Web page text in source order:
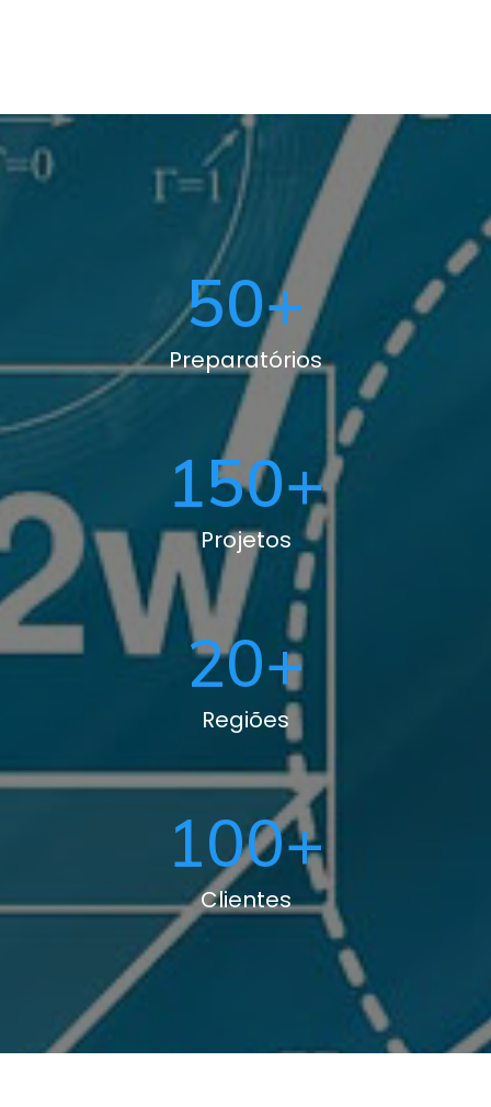
50+
Preparatórios
150+
Projetos
20+
Regiões
100+
Clientes